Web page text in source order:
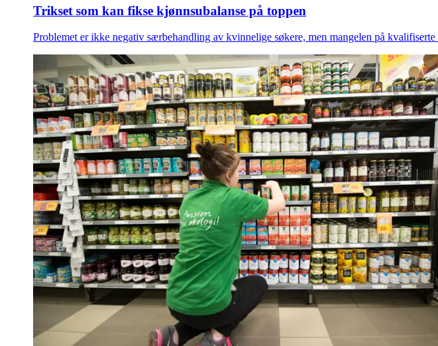
Trikset som kan fikse kjønnsubalanse på toppen
Problemet er ikke negativ særbehandling av kvinnelige søkere, men mangelen på